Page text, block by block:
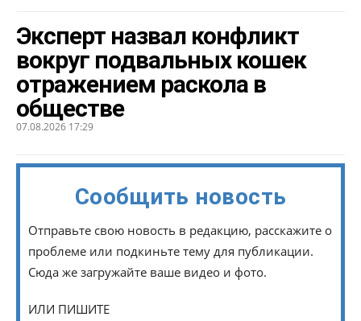
Эксперт назвал конфликт
вокруг подвальных кошек
отражением раскола в
обществе
07.08.2026 17:29
Сообщить новость
Отправьте свою новость в редакцию, расскажите о
проблеме или подкиньте тему для публикации.
Сюда же загружайте ваше видео и фото.
ИЛИ ПИШИТЕ